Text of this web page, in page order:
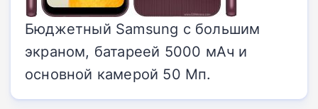
Бюджетный Samsung с большим
экраном, батареей 5000 мАч и
основной камерой 50 Мп.